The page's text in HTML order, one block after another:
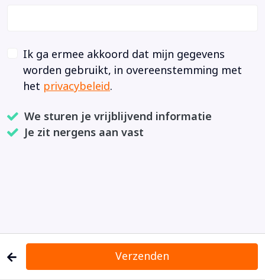
Ik ga ermee akkoord dat mijn gegevens
worden gebruikt, in overeenstemming met
het privacybeleid.
We sturen je vrijblijvend informatie
Je zit nergens aan vast
Verzenden